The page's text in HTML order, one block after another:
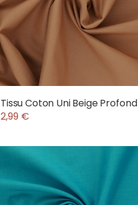
Tissu Coton Uni Beige Profond
2,99 €